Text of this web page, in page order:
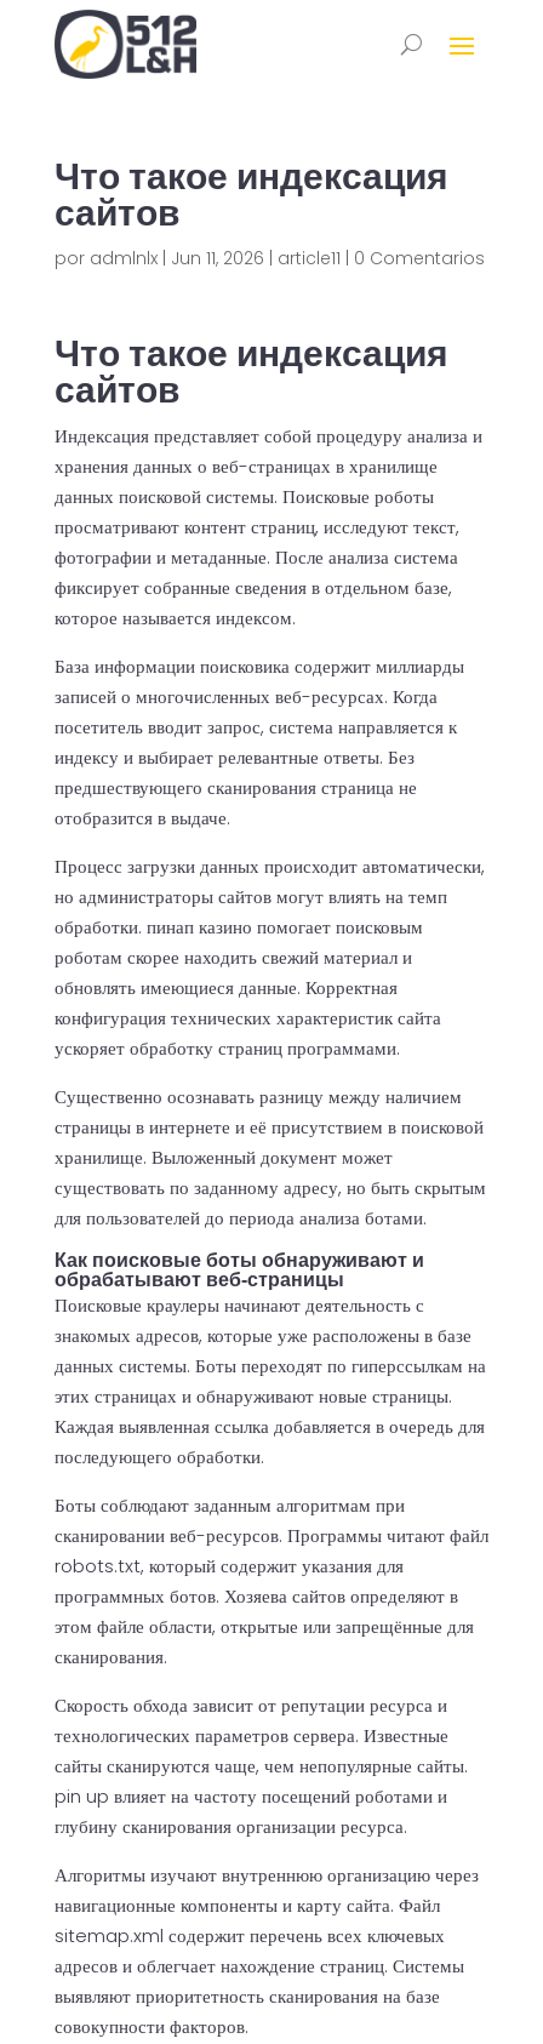
Что такое индексация
сайтов
por admlnlx| Jun 11, 2026 | article11 | 0 Comentarios
Что такое индексация
сайтов
Индексация представляет собой процедуру анализа и
хранения данных о веб-страницах в хранилище
данных поисковой системы. Поисковые роботы
просматривают контент страниц, исследуют текст,
фотографии и метаданные. После анализа система
фиксирует собранные сведения в отдельном базе,
которое называется индексом.
База информации поисковика содержит миллиарды
записей о многочисленных веб-ресурсах. Когда
посетитель вводит запрос, система направляется к
индексу и выбирает релевантные ответы. Без
предшествующего сканирования страница не
отобразится в выдаче.
Процесс загрузки данных происходит автоматически,
но администраторы сайтов могут влиять на темп
обработки. пинап казино помогает поисковым
роботам скорее находить свежий материал и
обновлять имеющиеся данные. Корректная
конфигурация технических характеристик сайта
ускоряет обработку страниц программами.
Существенно осознавать разницу между наличием
страницы в интернете и её присутствием в поисковой
хранилище. Выложенный документ может
существовать по заданному адресу, но быть скрытым
для пользователей до периода анализа ботами.
Как поисковые боты обнаруживают и
обрабатывают веб‑страницы
Поисковые краулеры начинают деятельность с
знакомых адресов, которые уже расположены в базе
данных системы. Боты переходят по гиперссылкам на
этих страницах и обнаруживают новые страницы.
Каждая выявленная ссылка добавляется в очередь для
последующего обработки.
Боты соблюдают заданным алгоритмам при
сканировании веб-ресурсов. Программы читают файл
robots.txt, который содержит указания для
программных ботов. Хозяева сайтов определяют в
этом файле области, открытые или запрещённые для
сканирования.
Скорость обхода зависит от репутации ресурса и
технологических параметров сервера. Известные
сайты сканируются чаще, чем непопулярные сайты.
pin up влияет на частоту посещений роботами и
глубину сканирования организации ресурса.
Алгоритмы изучают внутреннюю организацию через
навигационные компоненты и карту сайта. Файл
sitemap.xml содержит перечень всех ключевых
адресов и облегчает нахождение страниц. Системы
выявляют приоритетность сканирования на базе
совокупности факторов.